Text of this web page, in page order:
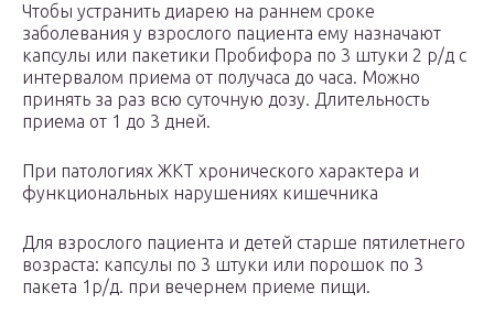
Чтобы устранить диарею на раннем сроке
заболевания у взрослого пациента ему назначают
капсулы или пакетики Пробифора по 3 штуки 2 р/д с
интервалом приема от получаса до часа. Можно
принять за раз всю суточную дозу. Длительность
приема от 1 до 3 дней.
При патологиях ЖКТ хронического характера и
функциональных нарушениях кишечника
Для взрослого пациента и детей старше пятилетнего
возраста: капсулы по 3 штуки или порошок по 3
пакета 1р/д. при вечернем приеме пищи.